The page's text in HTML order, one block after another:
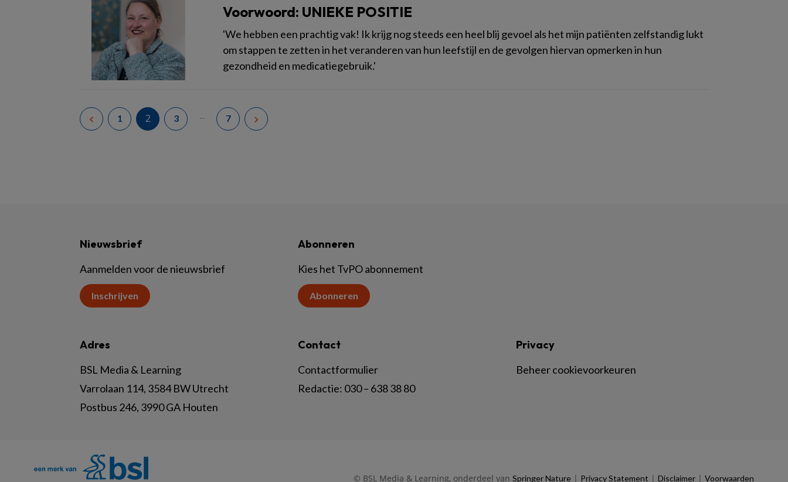
Voorwoord: UNIEKE POSITIE
'We hebben een prachtig vak! Ik krijg nog steeds een heel blij gevoel als het mijn patiënten zelfstandig lukt
om stappen te zetten in het veranderen van hun leefstijl en de gevolgen hiervan opmerken in hun
gezondheid en medicatiegebruik.'
1 2 3 ... 7
Nieuwsbrief
Aanmelden voor de nieuwsbrief
Inschrijven
Abonneren
Kies het TvPO abonnement
Abonneren
Adres
BSL Media & Learning
Varrolaan 114, 3584 BW Utrecht
Postbus 246, 3990 GA Houten
Contact
Contactformulier
Redactie: 030 – 638 38 80
Privacy
Beheer cookievoorkeuren
© BSL Media & Learning, onderdeel van Springer Nature | Privacy Statement | Disclaimer | Voorwaarden